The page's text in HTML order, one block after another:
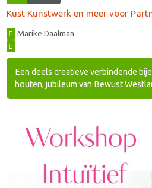
Kust Kunstwerk en meer voor
Marike Daalman
Een deels creatieve verbindende
houten, jubileum van Bewust